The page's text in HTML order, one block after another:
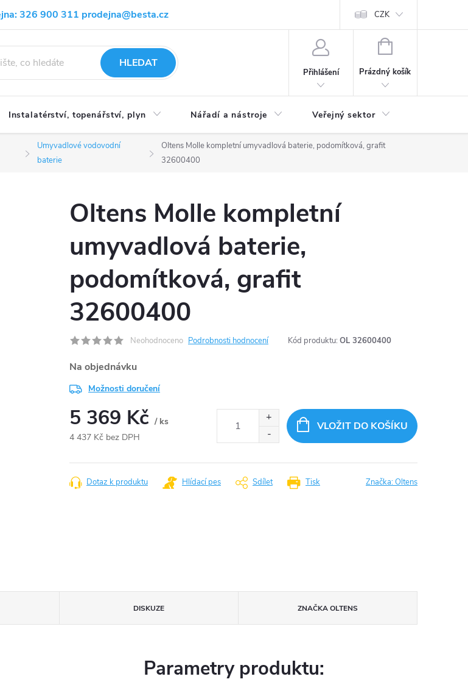
326 900 311 prodejna@besta.cz
podmínky Ochrana osobních údajů CZK
HLEDAT
Přihlášení
NÁKUPNÍ
Prázdný košík
Instalatérství, topenářství, plyn Nářadí a nástroje Veřejný sektor
Umyvadlové vodovodní
baterie
Oltens Molle kompletní umyvadlová baterie, podomítková, grafit
32600400
Oltens Molle kompletní
umyvadlová baterie,
podomítková, grafit
32600400
Neohodnoceno Podrobnosti hodnocení Kód produktu: OL 32600400
Na objednávku
Možnosti doručení
5 369 Kč / ks
4 437 Kč bez DPH
cena:
VLOŽIT DO KOŠÍKU
Tisk
Dotaz k produktu Hlídací pes Sdílet Značka:Oltens
DISKUZE ZNAČKAOLTENS
Parametry produktu: